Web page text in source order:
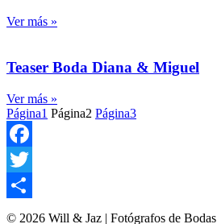
Ver más »
Teaser Boda Diana & Miguel
Ver más »
Página1 Página2 Página3
Facebook
Twitter
Compartir
© 2026 Will & Jaz | Fotógrafos de Bodas